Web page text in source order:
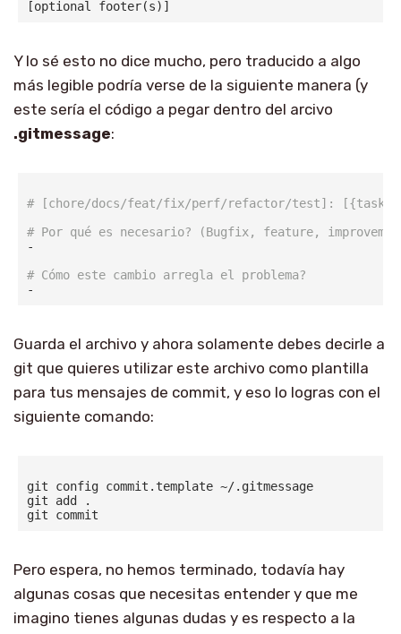
Y lo sé esto no dice mucho, pero traducido a algo
más legible podría verse de la siguiente manera (y
este sería el código a pegar dentro del arcivo
.gitmessage:
# [chore/docs/feat/fix/perf/refactor/test]:
# Por qué es necesario? (Bugfix, feature,
-
# Cómo este cambio arregla el problema?
Guarda el archivo y ahora solamente debes decirle a
git que quieres utilizar este archivo como plantilla
para tus mensajes de commit, y eso lo logras con el
siguiente comando:
git config commit.template ~/.gitmessage
git add .
Pero espera, no hemos terminado, todavía hay
algunas cosas que necesitas entender y que me
imagino tienes algunas dudas y es respecto a la